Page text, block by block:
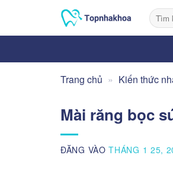
nội
Trang chủ » Kiến thức
Mài răng bọc
ĐĂNG VÀOTHÁNG 1 25,